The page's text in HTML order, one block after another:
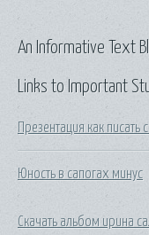
Links to Important
Презентация как писать
Юность в сапогах минус
Скачать альбом ирина
An Informative Text